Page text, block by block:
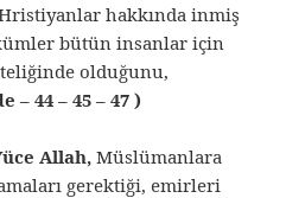
hakkında inmiş
bütün insanlar için
olduğunu,
44 – 45 – 47 )
Allah, Müslümanlara
gerektiği, emirleri